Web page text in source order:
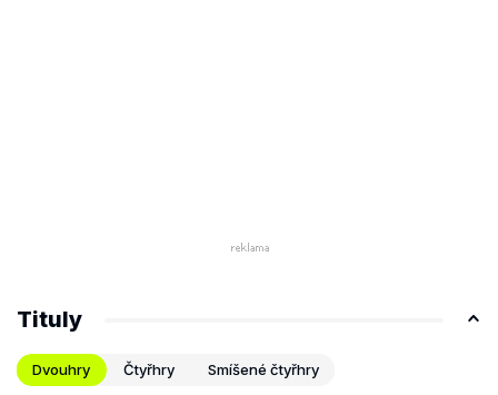
Tituly
Dvouhry Čtyřhry Smíšené čtyřhry